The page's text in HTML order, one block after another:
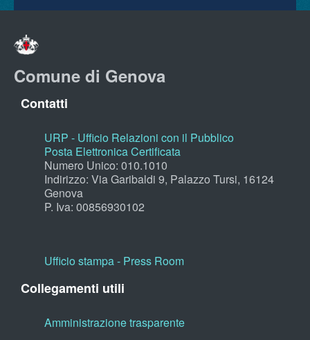
Comune di Genova
Contatti
URP - Ufficio Relazioni con il Pubblico
Posta Elettronica Certificata
Numero Unico: 010.1010
Indirizzo: Via Garibaldi 9, Palazzo Tursi, 16124
Genova
P. Iva: 00856930102
Ufficio stampa - Press Room
Collegamenti utili
Amministrazione trasparente